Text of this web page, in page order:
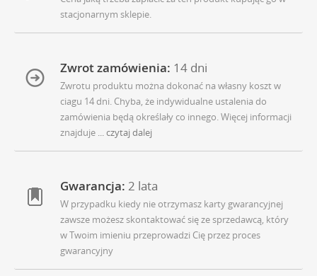
stacjonarnym sklepie.
Zwrot zamówienia: 14 dni
Zwrotu produktu można dokonać na własny koszt w
ciagu 14 dni. Chyba, że indywidualne ustalenia do
zamówienia będą określały co innego. Więcej informacji
znajduje ... czytaj dalej
Gwarancja: 2 lata
W przypadku kiedy nie otrzymasz karty gwarancyjnej
zawsze możesz skontaktować się ze sprzedawcą, który
w Twoim imieniu przeprowadzi Cię przez proces
gwarancyjny